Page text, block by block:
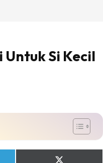
Si Kecil